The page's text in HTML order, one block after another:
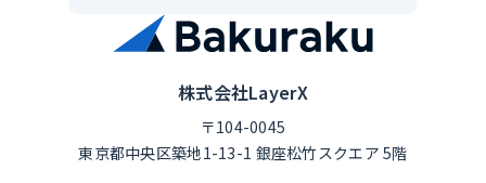
株式会社LayerX
〒104-0045
東京都中央区築地1-13-1 銀座松竹スクエア 5階